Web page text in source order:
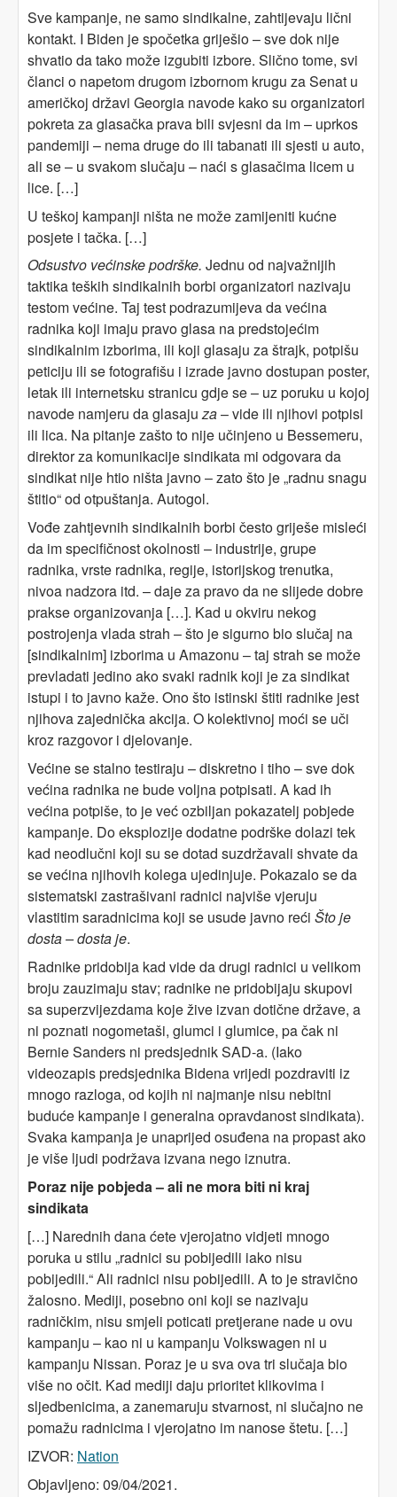
Sve kampanje, ne samo sindikalne, zahtijevaju lični
kontakt. I Biden je spočetka griješio – sve dok nije
shvatio da tako može izgubiti izbore. Slično tome, svi
članci o napetom drugom izbornom krugu za Senat u
američkoj državi Georgia navode kako su organizatori
pokreta za glasačka prava bili svjesni da im – uprkos
pandemiji – nema druge do ili tabanati ili sjesti u auto,
ali se – u svakom slučaju – naći s glasačima licem u
lice. […]
U teškoj kampanji ništa ne može zamijeniti kućne
posjete i tačka. […]
Odsustvo većinske podrške. Jednu od najvažnijih
taktika teških sindikalnih borbi organizatori nazivaju
testom većine. Taj test podrazumijeva da većina
radnika koji imaju pravo glasa na predstojećim
sindikalnim izborima, ili koji glasaju za štrajk, potpišu
peticiju ili se fotografišu i izrade javno dostupan poster,
letak ili internetsku stranicu gdje se – uz poruku u kojoj
navode namjeru da glasajuza– vide ili njihovi potpisi
ili lica. Na pitanje zašto to nije učinjeno u Bessemeru,
direktor za komunikacije sindikata mi odgovara da
sindikat nije htio ništa javno – zato što je „radnu snagu
štitio“ od otpuštanja. Autogol.
Vođe zahtjevnih sindikalnih borbi često griješe misleći
da im specifičnost okolnosti – industrije, grupe
radnika, vrste radnika, regije, istorijskog trenutka,
nivoa nadzora itd. – daje za pravo da ne slijede dobre
prakse organizovanja […]. Kad u okviru nekog
postrojenja vlada strah – što je sigurno bio slučaj na
[sindikalnim] izborima u Amazonu – taj strah se može
prevladati jedino ako svaki radnik koji je za sindikat
istupi i to javno kaže. Ono što istinski štiti radnike jest
njihova zajednička akcija. O kolektivnoj moći se uči
kroz razgovor i djelovanje.
Većine se stalno testiraju – diskretno i tiho – sve dok
većina radnika ne bude voljna potpisati. A kad ih
većina potpiše, to je već ozbiljan pokazatelj pobjede
kampanje. Do eksplozije dodatne podrške dolazi tek
kad neodlučni koji su se dotad suzdržavali shvate da
se većina njihovih kolega ujedinjuje. Pokazalo se da
sistematski zastrašivani radnici najviše vjeruju
vlastitim saradnicima koji se usude javno reći Što je
dosta – dosta je.
Radnike pridobija kad vide da drugi radnici u velikom
broju zauzimaju stav; radnike ne pridobijaju skupovi
sa superzvijezdama koje žive izvan dotične države, a
ni poznati nogometaši, glumci i glumice, pa čak ni
Bernie Sanders ni predsjednik SAD-a. (Iako
videozapis predsjednika Bidena vrijedi pozdraviti iz
mnogo razloga, od kojih ni najmanje nisu nebitni
buduće kampanje i generalna opravdanost sindikata).
Svaka kampanja je unaprijed osuđena na propast ako
je više ljudi podržava izvana nego iznutra.
Poraz nije pobjeda – ali ne mora biti ni kraj
sindikata
[…] Narednih dana ćete vjerojatno vidjeti mnogo
poruka u stilu „radnici su pobijedili iako nisu
pobijedili.“ Ali radnici nisu pobijedili. A to je stravično
žalosno. Mediji, posebno oni koji se nazivaju
radničkim, nisu smjeli poticati pretjerane nade u ovu
kampanju – kao ni u kampanju Volkswagen ni u
kampanju Nissan. Poraz je u sva ova tri slučaja bio
više no očit. Kad mediji daju prioritet klikovima i
sljedbenicima, a zanemaruju stvarnost, ni slučajno ne
pomažu radnicima i vjerojatno im nanose štetu. […]
IZVOR: Nation
Objavljeno: 09/04/2021.